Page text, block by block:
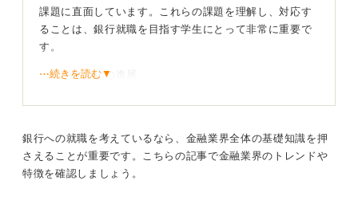
の「銀行ってこういうところだよね」というイメージの
ままでは、生き残れなくなってきているのです。
まなビジネス展開をすることが考えられます。
たとえば銀行は人がたくさん集まる場所であり、銀行ア
す。そうしたものを活用して広告収入を得ようと、広告
事業へ乗り出すこともあり得ます。
課題に直面しています。これらの課題を理解し、対応す
ることは、銀行就職を目指す学生にとって非常に重要で
す。
・デジタル化の進展
り、銀行はデジタル化を進める必要があります。これに
導入が含まれます。
・低金利環境の継続
⋯続きを読む▼
銀行への就職を考えているなら、金融業界全体の基礎知識を押
さえることが重要です。こちらの記事で金融業界のトレンドや
特徴を確認しましょう。